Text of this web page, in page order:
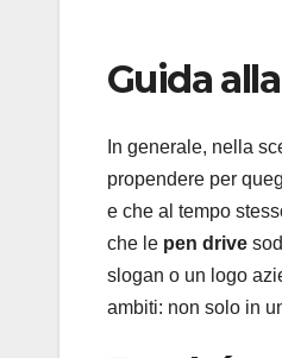
Guida
In generale, nella
propendere per
e che al tempo
che le pen drive
slogan o un logo
ambiti: non solo in